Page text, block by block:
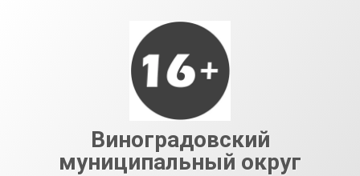
Виноградовский
муниципальный округ